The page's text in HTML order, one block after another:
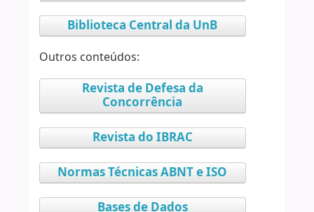
Biblioteca Central da UnB
Outros conteúdos:
Revista de Defesa da
Concorrência
Revista do IBRAC
Normas Técnicas ABNT e ISO
Bases de Dados